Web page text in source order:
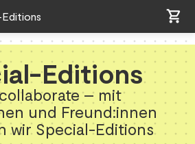
shopping_cart
Editions
collaborate – mit
und Freund:innen
wir Special-Editions